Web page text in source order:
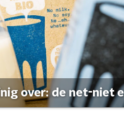
over: de net-niet